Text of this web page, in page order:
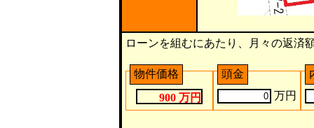
ローンを組むにあたり、月々の返済
物件価格
900 万円
頭金
万円